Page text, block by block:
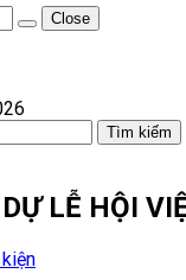
Close
Tìm kiếm
LỄ HỘI